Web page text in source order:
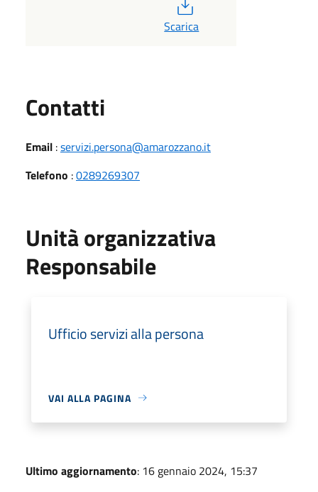
Scarica
Contatti
Email :servizi.persona@amarozzano.it
Telefono :0289269307
Unità organizzativa
Responsabile
Ufficio servizi alla persona
VAI ALLA PAGINA
Ultimo aggiornamento: 16 gennaio 2024, 15:37